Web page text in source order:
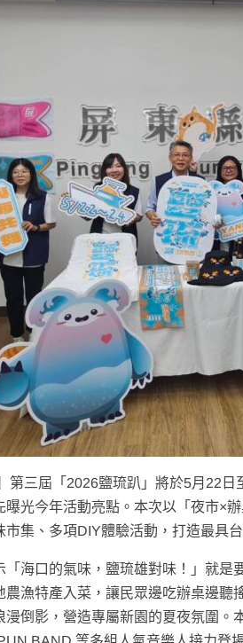
第三屆「2026鹽琉趴」將於5月22
曝光今年活動亮點。本次以「夜市×
集、多項DIY體驗活動，打造最具
「海口的氣味，鹽琉雄對味！」就
農漁特產入菜，讓民眾邊吃辦桌邊
漫倒影，營造專屬新園的夏夜氛圍